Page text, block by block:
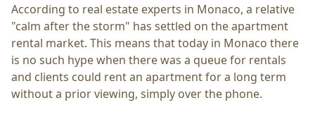
According to real estate experts in Monaco, a relative
"calm after the storm" has settled on the apartment
rental market. This means that today in Monaco there
is no such hype when there was a queue for rentals
and clients could rent an apartment for a long term
without a prior viewing, simply over the phone.